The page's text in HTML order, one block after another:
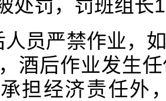
处罚，罚班组长
人员严禁作业，
酒后作业发生
担经济责任外